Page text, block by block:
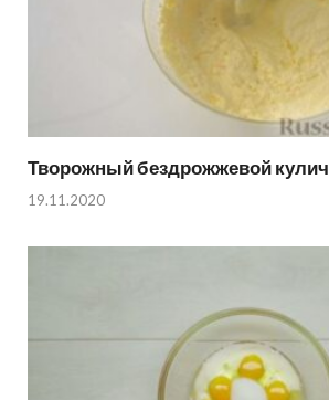
Творожный бездрожжевой кулич
19.11.2020